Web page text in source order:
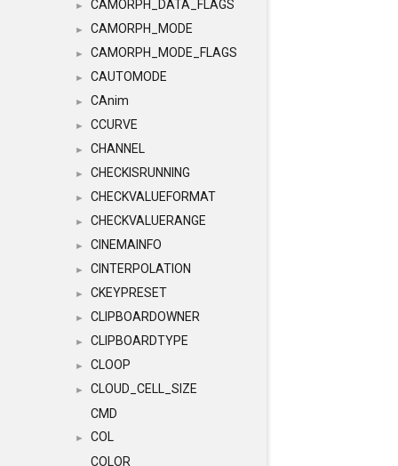
► CAMORPH_DATA_FLAGS
► CAMORPH_MODE
► CAMORPH_MODE_FLAGS
► CAUTOMODE
► CAnim
► CCURVE
► CHANNEL
► CHECKISRUNNING
► CHECKVALUEFORMAT
► CHECKVALUERANGE
► CINEMAINFO
► CINTERPOLATION
► CKEYPRESET
► CLIPBOARDOWNER
► CLIPBOARDTYPE
► CLOOP
►
CLOUD_CELL_SIZE
CMD
►
COL
COLOR